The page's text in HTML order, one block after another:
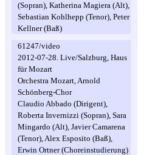
(Sopran), Katherina Magiera (Alt),
Sebastian Kohlhepp (Tenor), Peter
Kellner (Baß)
61247/video
2012-07-28. Live/Salzburg, Haus
für Mozart
Orchestra Mozart, Arnold
Schönberg-Chor
Claudio Abbado (Dirigent),
Roberta Invernizzi (Sopran), Sara
Mingardo (Alt), Javier Camarena
(Tenor), Alex Esposito (Baß),
Erwin Ortner (Choreinstudierung)